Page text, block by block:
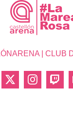
| CLUB
X Instagram